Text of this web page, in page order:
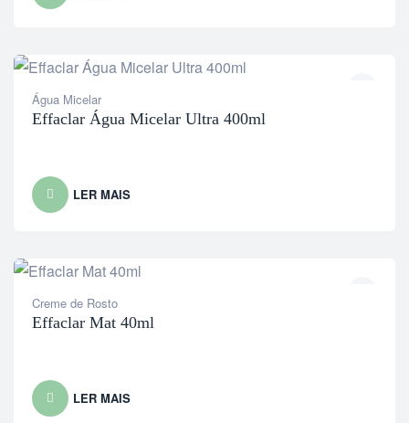
Água Micelar
Effaclar Água Micelar Ultra 400ml
LER MAIS
Creme de Rosto
Effaclar Mat 40ml
LER MAIS